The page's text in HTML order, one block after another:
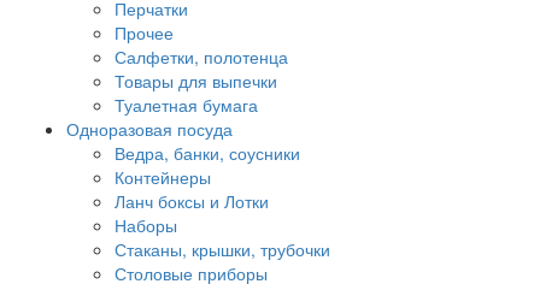
Перчатки
Прочее
Салфетки, полотенца
Товары для выпечки
Туалетная бумага
Одноразовая посуда
Ведра, банки, соусники
Контейнеры
Ланч боксы и Лотки
Наборы
Стаканы, крышки, трубочки
Столовые приборы